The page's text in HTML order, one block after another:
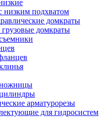
низким подхватом
домкраты
домкраты
ножницы
арматурорезы
для гидросистем